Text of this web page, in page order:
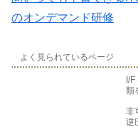
よく見られているページ
I/
類
非
逆